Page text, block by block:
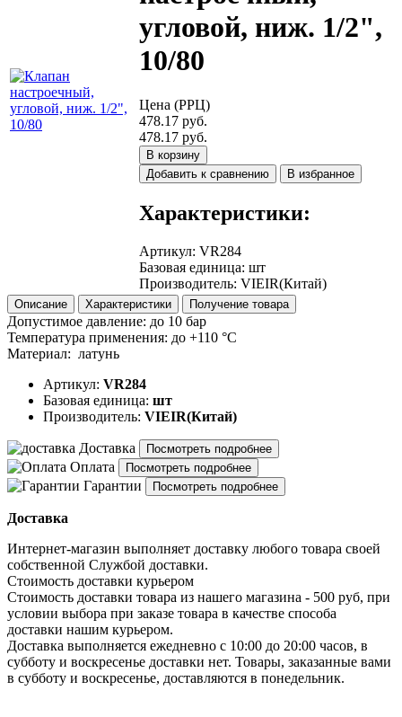
угловой, ниж. 1/2",
10/80
Цена (РРЦ)
478.17 руб.
478.17 руб.
В корзину
Добавить к сравнению
В избранное
Характеристики:
Артикул: VR284
Базовая единица: шт
Производитель: VIEIR(Китай)
Описание Характеристики Получение товара
Допустимое давление: до 10 бар
Температура применения: до +110 °C
Материал: латунь
Артикул: VR284
Базовая единица: шт
Производитель: VIEIR(Китай)
Доставка Посмотреть подробнее
Оплата Посмотреть подробнее
Гарантии Посмотреть подробнее
Доставка
Интернет-магазин выполняет доставку любого товара своей
собственной Службой доставки.
Стоимость доставки курьером
Стоимость доставки товара из нашего магазина - 500 руб, при
условии выбора при заказе товара в качестве способа
доставки нашим курьером.
Доставка выполняется ежедневно с 10:00 до 20:00 часов, в
субботу и воскресенье доставки нет. Товары, заказанные вами
в субботу и воскресенье, доставляются в понедельник.